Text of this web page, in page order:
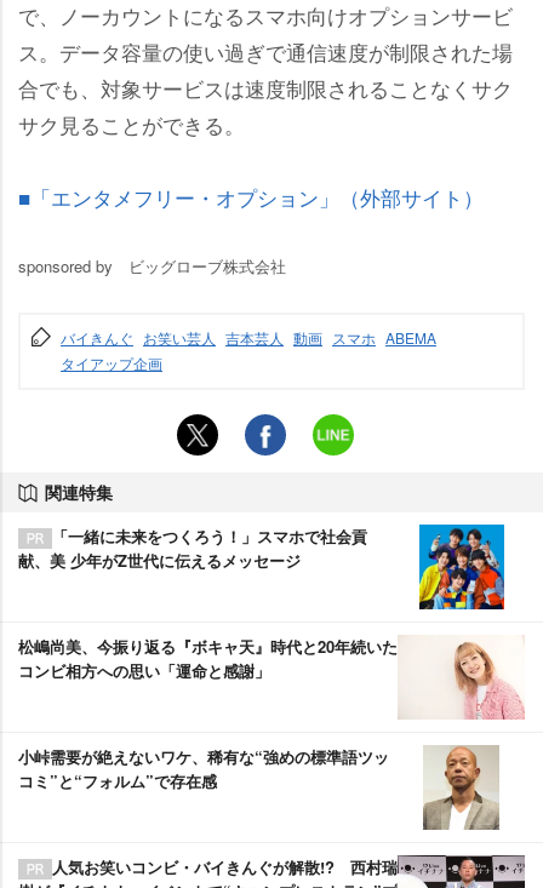
で、ノーカウントになるスマホ向けオプションサービ
ス。データ容量の使い過ぎで通信速度が制限された場
合でも、対象サービスは速度制限されることなくサク
サク見ることができる。
■「エンタメフリー・オプション」（外部サイト）
sponsored by ビッグローブ株式会社
バイきんぐ お笑い芸人 吉本芸人 動画 スマホ ABEMA
タイアップ企画
関連特集
「一緒に未来をつくろう！」スマホで社会貢
献、美 少年がZ世代に伝えるメッセージ
松嶋尚美、今振り返る『ボキャ天』時代と20年続いた
コンビ相方への思い「運命と感謝」
小峠需要が絶えないワケ、稀有な“強めの標準語ツッ
コミ”と“フォルム”で存在感
人気お笑いコンビ・バイきんぐが解散!? 西村瑞